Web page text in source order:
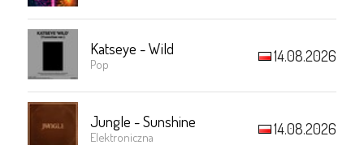
Katseye - Wild
Pop 14.08.2026
Jungle - Sunshine
Elektroniczna 14.08.2026